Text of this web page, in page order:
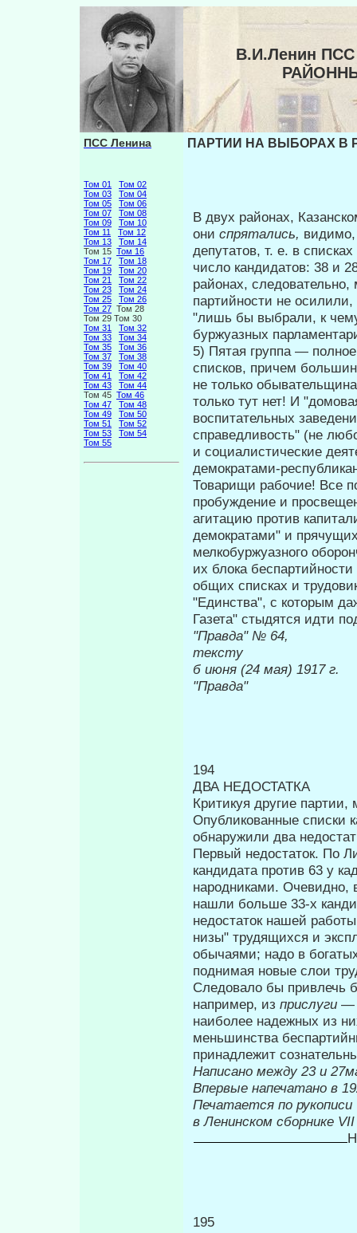
В.И.Ленин
ПСС Ленина
Том 01
Том 02
Том 03
Том 04
Том 05
Том 06
Том 07
Том 08
Том 09
Том 10
Том 11
Том 12
Том 13
Том 14
Том 15 Том 16
Том 17
Том 18
Том 19
Том 20
Том 21
Том 22
Том 23
Том 24
Том 25
Том 26
Том 27 Том 28
Том 29 Том 30
Том 31
Том 32
Том 33
Том 34
Том 35
Том 36
Том 37
Том 38
Том 39
Том 40
Том 41
Том 42
Том 43
Том 44
Том 45 Том 46
Том 47
Том 48
Том 49
Том 50
Том 51
Том 52
Том 53
Том 54
Том 55
ПАРТИИ НА ВЫБОРАХ В
В двух районах,
они спрятались, видимо,
депутатов, т. е. в списках
число кандидатов: 38 и
районах,
партийности не осилили,
"лишь бы выбрали, к
буржуазных
5) Пятая группа —
списков, причем
не только
только тут нет! И
воспитательных
справедливость" (не
и социалистические
демократами-
Товарищи рабочие! Все
про­буждение и
агитацию против
демократами" и
мелкобуржуазного
их блока
общих списках и
"Единства", с которым
Газета" стыдятся идти
"Правда"
тексту
б июня
"Правда"
194
ДВА НЕДОСТАТКА
Критикуя другие
Опубликованные списки
обнаружили два
Первый недостаток. По
кандидата про­тив 63 у
народниками. Очевидно,
нашли больше 33-х
недостаток нашей
низы" трудящихся и
обычаями; надо в
поднимая новые слои
Следова­ло бы привлечь
например, из при­слуги —
наиболее надежных из
меньшинства
принадлежит
Написано между 23 и
Впервые
Печатается по рукописи
в Ленинском сборнике VII
195